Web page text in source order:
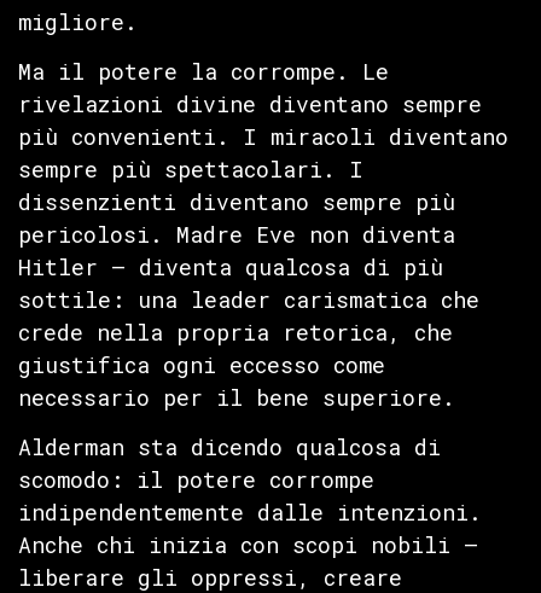
migliore.
Ma il potere la corrompe. Le
rivelazioni divine diventano sempre
più convenienti. I miracoli diventano
sempre più spettacolari. I
dissenzienti diventano sempre più
pericolosi. Madre Eve non diventa
Hitler — diventa qualcosa di più
sottile: una leader carismatica che
crede nella propria retorica, che
giustifica ogni eccesso come
necessario per il bene superiore.
Alderman sta dicendo qualcosa di
scomodo: il potere corrompe
indipendentemente dalle intenzioni.
Anche chi inizia con scopi nobili —
liberare gli oppressi, creare